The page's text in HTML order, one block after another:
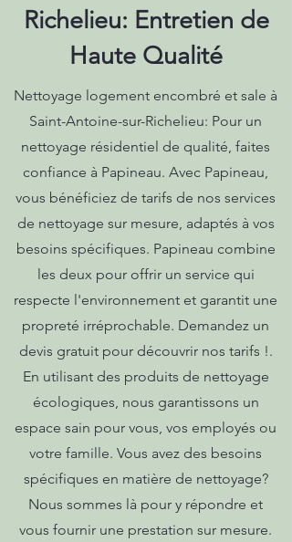
Richelieu: Entretien de
Haute Qualité
Nettoyage logement encombré et sale à
Saint-Antoine-sur-Richelieu: Pour un
nettoyage résidentiel de qualité, faites
confiance à Papineau. Avec Papineau,
vous bénéficiez de tarifs de nos services
de nettoyage sur mesure, adaptés à vos
besoins spécifiques. Papineau combine
les deux pour offrir un service qui
respecte l'environnement et garantit une
propreté irréprochable. Demandez un
devis gratuit pour découvrir nos tarifs !.
En utilisant des produits de nettoyage
écologiques, nous garantissons un
espace sain pour vous, vos employés ou
votre famille. Vous avez des besoins
spécifiques en matière de nettoyage?
Nous sommes là pour y répondre et
vous fournir une prestation sur mesure.